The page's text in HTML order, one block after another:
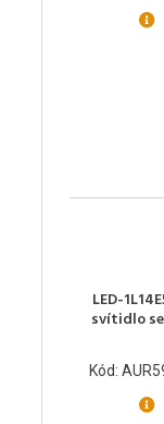
LED-
svítidlo
Kód: